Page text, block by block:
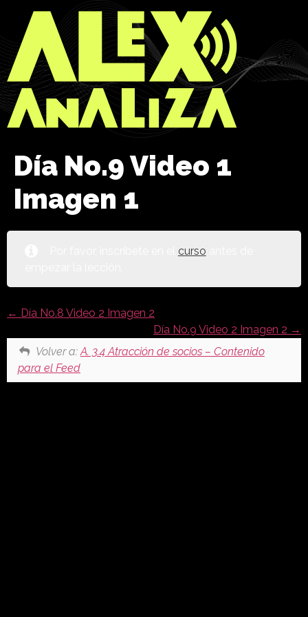
Día No.9 Video 1
Imagen 1
curso
Día No.8 Video 2 Imagen 2
Día No.9 Video 2 Imagen 2
Volver a:A. 3.4 Atracción de socios – Contenido
para el Feed